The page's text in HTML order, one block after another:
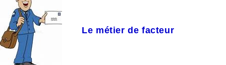
Le métier de facteur